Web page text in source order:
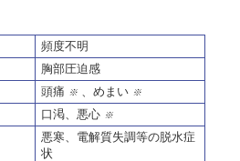
頻度不明
胸部圧迫感
頭痛 ※ 、めまい ※
口渇、悪心 ※
悪寒、電解質失調等の脱水症
状